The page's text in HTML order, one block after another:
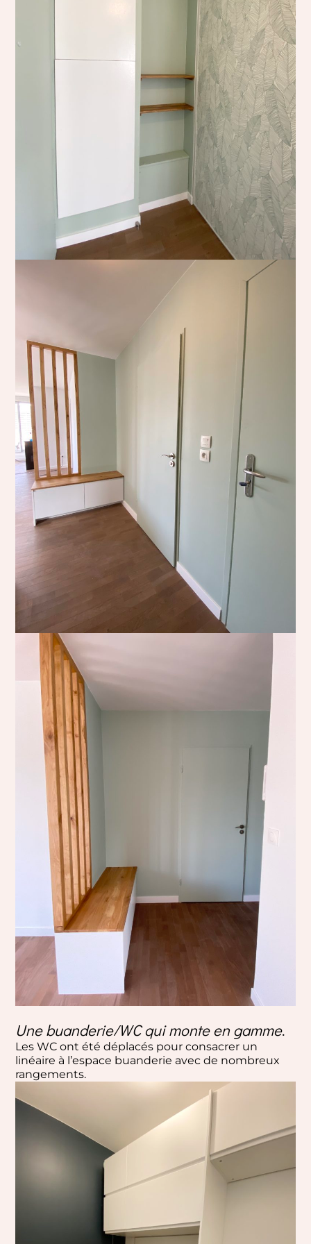
Une buanderie/WC qui monte en gamme.
Les WC ont été déplacés pour consacrer un
linéaire à l’espace buanderie avec de nombreux
rangements.